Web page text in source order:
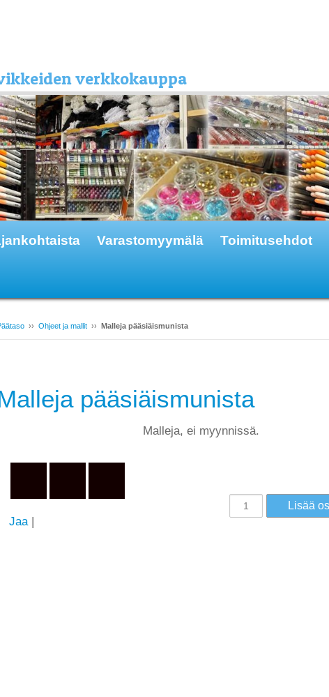
verkkokauppa
Varastomyymälä Toimitusehdot
›› Ohjeet ja mallit ›› Malleja pääsiäismunista
pääsiäismunista
Jaa |
Malleja, ei myynnissä.